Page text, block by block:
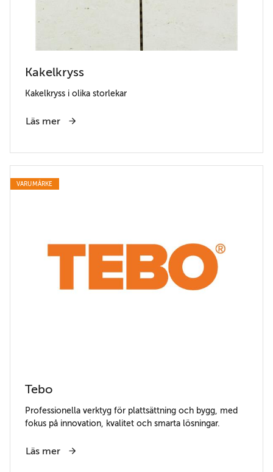
Kakelkryss
Kakelkryss i olika storlekar
Läs mer
VARUMÄRKE
Tebo
Professionella verktyg för plattsättning och bygg, med
fokus på innovation, kvalitet och smarta lösningar.
Läs mer